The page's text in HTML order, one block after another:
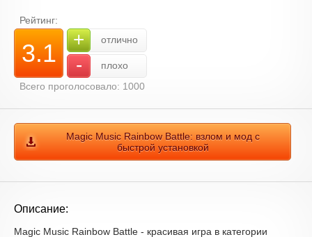
Рейтинг:
3.1 + отлично
-
плохо
Всего проголосовало: 1000
Magic Music Rainbow Battle: взлом и мод с
быстрой установкой
Описание:
Magic Music Rainbow Battle - красивая игра в категории